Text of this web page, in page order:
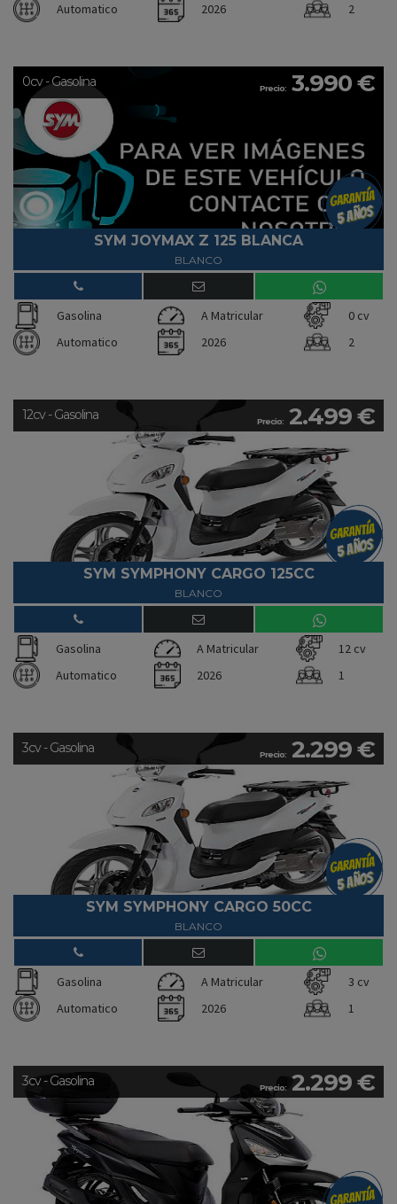
Automatico
2026 2
Precio: 3.990 €
0cv - Gasolina
SYM JOYMAX Z 125 BLANCA
BLANCO
Gasolina A Matricular
0 cv
Automatico
2026 2
Precio: 2.499 €
12cv - Gasolina
SYM SYMPHONY CARGO 125CC
BLANCO
Gasolina A Matricular
12 cv
Automatico
2026 1
Precio: 2.299 €
3cv - Gasolina
SYM SYMPHONY CARGO 50CC
BLANCO
Gasolina A Matricular
3 cv
Automatico
2026 1
Precio: 2.299 €
3cv - Gasolina